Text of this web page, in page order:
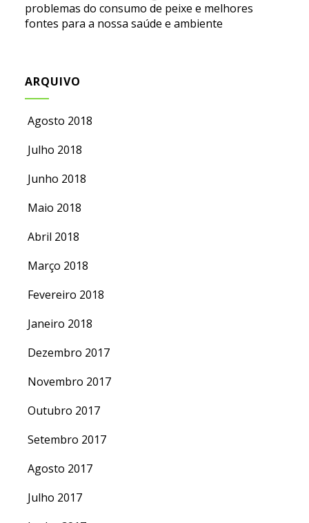
problemas do consumo de peixe e melhores
fontes para a nossa saúde e ambiente
ARQUIVO
Agosto 2018
Julho 2018
Junho 2018
Maio 2018
Abril 2018
Março 2018
Fevereiro 2018
Janeiro 2018
Dezembro 2017
Novembro 2017
Outubro 2017
Setembro 2017
Agosto 2017
Julho 2017